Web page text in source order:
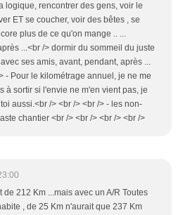
logique, rencontrer des gens, voir le
ET se coucher, voir des bêtes , se
plus de ce qu'on mange .. ...
...<br /> dormir du sommeil du juste
ses amis, avant, pendant, après ...
- Pour le kilométrage annuel, je ne me
à sortir si l'envie ne m'en vient pas, je
aussi.<br /> <br /> <br /> - les non-
chantier <br /> <br /> <br /> <br />
de 212 Km ...mais avec un A/R Toutes
, de 25 Km n'aurait que 237 Km